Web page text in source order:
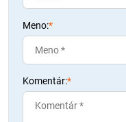
Meno:*
Komentár:*